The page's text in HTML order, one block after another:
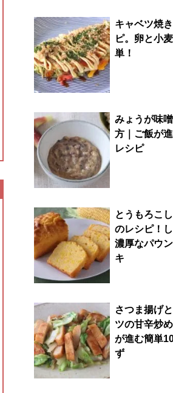
キャベツ焼
ピ。卵と小
単！
みょうが味
方｜ご飯が
レシピ
とうもろこ
のレシピ！
濃厚なパウ
キ
さつま揚げ
ツの甘辛炒
が進む簡単
ず